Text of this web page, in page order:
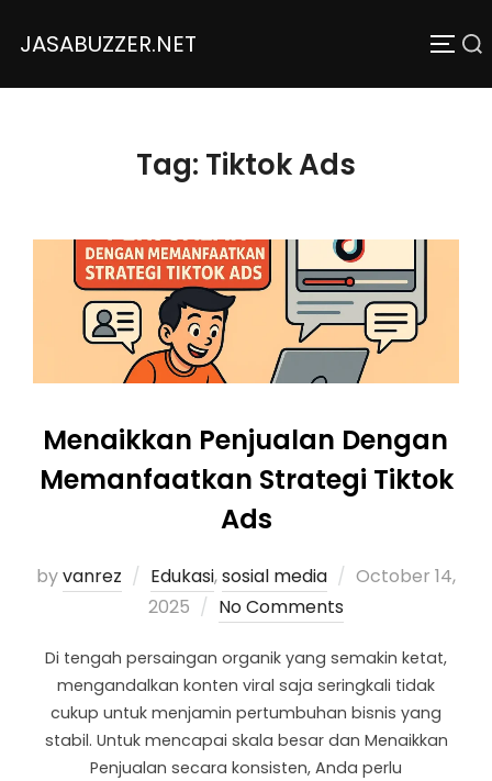
JASABUZZER.NET
Tag: Tiktok Ads
Menaikkan Penjualan Dengan
Memanfaatkan Strategi Tiktok
Ads
byvanrez Edukasi,sosial media
October 14,
2025
No Comments
Di tengah persaingan organik yang semakin ketat,
mengandalkan konten viral saja seringkali tidak
cukup untuk menjamin pertumbuhan bisnis yang
stabil. Untuk mencapai skala besar dan Menaikkan
Penjualan secara konsisten, Anda perlu